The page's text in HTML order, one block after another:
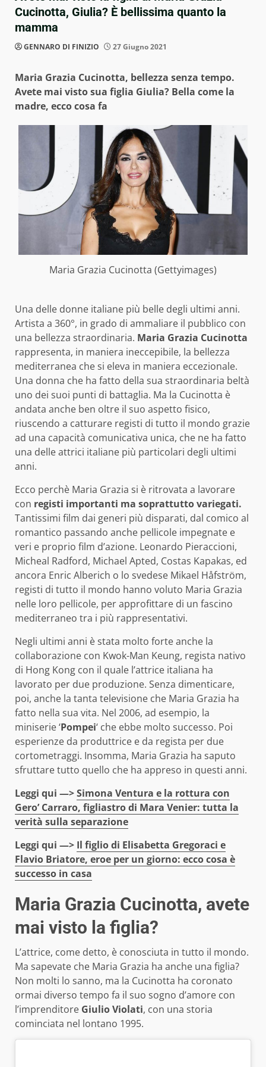
Cucinotta, Giulia? È bellissima quanto la
mamma
GENNARO DI FINIZIO 27 Giugno 2021
Maria Grazia Cucinotta, bellezza senza tempo.
Avete mai visto sua figlia Giulia? Bella come la
madre, ecco cosa fa
Maria Grazia Cucinotta (Gettyimages)
Una delle donne italiane più belle degli ultimi anni.
Artista a 360°, in grado di ammaliare il pubblico con
una bellezza straordinaria. Maria Grazia Cucinotta
rappresenta, in maniera ineccepibile, la bellezza
mediterranea che si eleva in maniera eccezionale.
Una donna che ha fatto della sua straordinaria beltà
uno dei suoi punti di battaglia. Ma la Cucinotta è
andata anche ben oltre il suo aspetto fisico,
riuscendo a catturare registi di tutto il mondo grazie
ad una capacità comunicativa unica, che ne ha fatto
una delle attrici italiane più particolari degli ultimi
anni.
Ecco perchè Maria Grazia si è ritrovata a lavorare
con registi importanti ma soprattutto variegati.
Tantissimi film dai generi più disparati, dal comico al
romantico passando anche pellicole impegnate e
veri e proprio film d’azione. Leonardo Pieraccioni,
Micheal Radford, Michael Apted, Costas Kapakas, ed
ancora Enric Alberich o lo svedese Mikael Håfström,
registi di tutto il mondo hanno voluto Maria Grazia
nelle loro pellicole, per approfittare di un fascino
mediterraneo tra i più rappresentativi.
Negli ultimi anni è stata molto forte anche la
collaborazione con Kwok-Man Keung, regista nativo
di Hong Kong con il quale l’attrice italiana ha
lavorato per due produzione. Senza dimenticare,
poi, anche la tanta televisione che Maria Grazia ha
fatto nella sua vita. Nel 2006, ad esempio, la
miniserie ‘Pompei‘ che ebbe molto successo. Poi
esperienze da produttrice e da regista per due
cortometraggi. Insomma, Maria Grazia ha saputo
sfruttare tutto quello che ha appreso in questi anni.
Leggi qui —>Simona Ventura e la rottura con
Gero’ Carraro, figliastro di Mara Venier: tutta la
verità sulla separazione
Leggi qui —> Il figlio di Elisabetta Gregoraci e
Flavio Briatore, eroe per un giorno: ecco cosa è
successo in casa
Maria Grazia Cucinotta, avete
mai visto la figlia?
L’attrice, come detto, è conosciuta in tutto il mondo.
Ma sapevate che Maria Grazia ha anche una figlia?
Non molti lo sanno, ma la Cucinotta ha coronato
ormai diverso tempo fa il suo sogno d’amore con
l’imprenditore Giulio Violati, con una storia
cominciata nel lontano 1995.